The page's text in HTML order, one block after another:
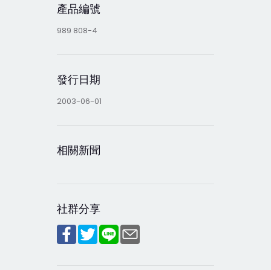
產品編號
989 808-4
發行日期
2003-06-01
相關新聞
社群分享